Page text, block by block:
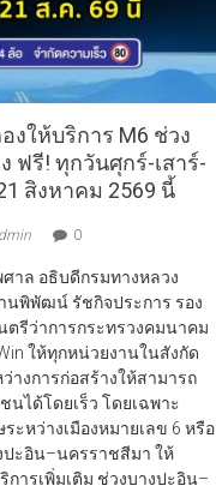
งให้บริการ M6 ช่วง
ฟรี! ทุกวันศุกร์-เสาร์-
สิงหาคม 2569 นี้
0
าล อธิบดีกรมทางหลวง
นพิพัฒน์ รัชกิจประการ รอง
รีว่าการกระทรวงคมนาคม
ให้ทุกหน่วยงานในสังกัด
างการก่อสร้างให้สามารถ
นได้โดยเร็ว โดยเฉพาะ
ะหว่างเมืองหมายเลข 6 หรือ
ปะอิน–นครราชสีมา ให้
การเพิ่มเติม ช่วงบางปะอิน–